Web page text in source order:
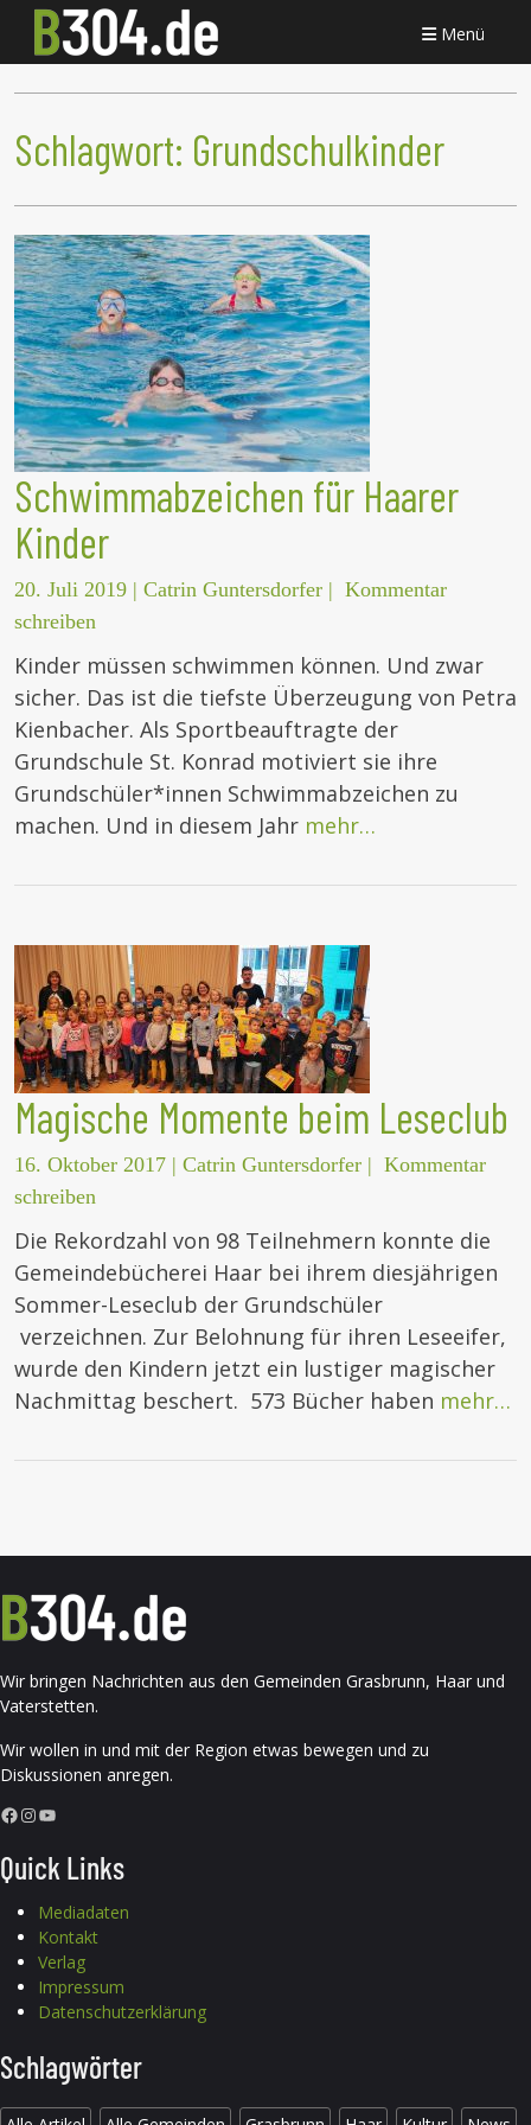
Menü
Schlagwort: Grundschulkinder
Schwimmabzeichen für Haarer
Kinder
20. Juli 2019 | Catrin Guntersdorfer | Kommentar
schreiben
Kinder müssen schwimmen können. Und zwar
sicher. Das ist die tiefste Überzeugung von Petra
Kienbacher. Als Sportbeauftragte der
Grundschule St. Konrad motiviert sie ihre
Grundschüler*innen Schwimmabzeichen zu
machen. Und in diesem Jahr mehr…
Magische Momente beim Leseclub
16. Oktober 2017 | Catrin Guntersdorfer | Kommentar
schreiben
Die Rekordzahl von 98 Teilnehmern konnte die
Gemeindebücherei Haar bei ihrem diesjährigen
Sommer-Leseclub der Grundschüler
verzeichnen. Zur Belohnung für ihren Leseeifer,
wurde den Kindern jetzt ein lustiger magischer
Nachmittag beschert. 573 Bücher haben mehr…
Wir bringen Nachrichten aus den Gemeinden Grasbrunn, Haar und
Vaterstetten.
Wir wollen in und mit der Region etwas bewegen und zu
Diskussionen anregen.
Facebook InstagramYouTube
Quick Links
Mediadaten
Kontakt
Verlag
Impressum
Datenschutzerklärung
Schlagwörter